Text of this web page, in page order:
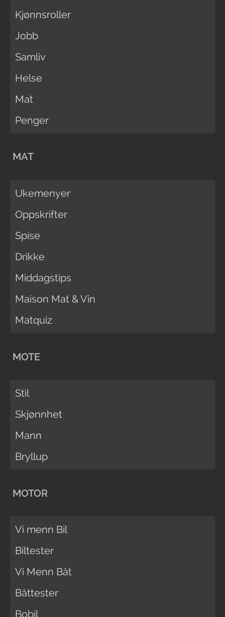
Kjønnsroller
Jobb
Samliv
Helse
Mat
Penger
MAT
Ukemenyer
Oppskrifter
Spise
Drikke
Middagstips
Maison Mat & Vin
Matquiz
MOTE
Stil
Skjønnhet
Mann
Bryllup
MOTOR
Vi menn Bil
Biltester
Vi Menn Båt
Båttester
Bobil